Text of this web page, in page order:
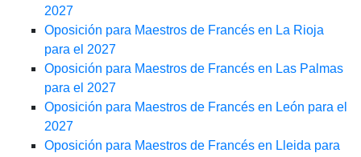
2027
Oposición para Maestros de Francés en La Rioja
para el 2027
Oposición para Maestros de Francés en Las Palmas
para el 2027
Oposición para Maestros de Francés en León para el
2027
Oposición para Maestros de Francés en Lleida para